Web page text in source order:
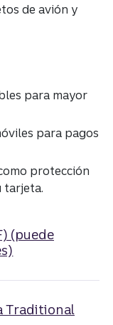
de avión y
para mayor
para pagos
protección
tarjeta.
(puede
Traditional